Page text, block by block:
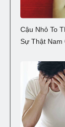
Cậu Nhỏ To
Sự Thật Nam